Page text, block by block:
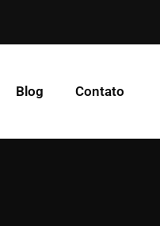
Blog Contato